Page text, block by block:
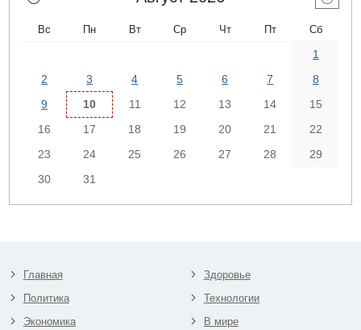
Вс Пн Вт Ср Чт Пт Сб
1
2
3 4 5 6 7
8
9
10 11 12 13 14
15
16
17 18 19 20 21
22
23
24 25 26 27 28
29
30
31
Главная
Политика
Экономика
Здоровье
Технологии
В мире